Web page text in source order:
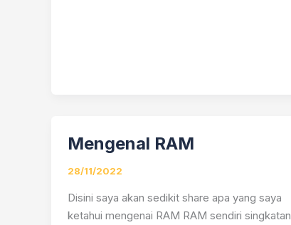
Mengenal RAM
28/11/2022
Disini saya akan sedikit share apa yang saya
ketahui mengenai RAM RAM sendiri singkatan
Mengenal